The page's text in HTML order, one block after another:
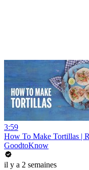
3:59
How To Make Tortillas |
GoodtoKnow
il y a 2 semaines